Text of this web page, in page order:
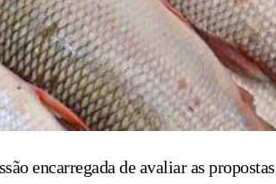
encarregada de avaliar as